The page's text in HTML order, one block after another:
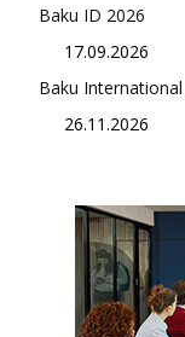
Baku ID 2026
17.09.2026
Baku
26.11.2026